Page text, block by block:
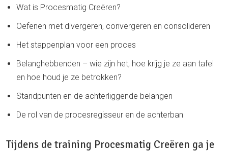
Wat is Procesmatig Creëren?
Oefenen met divergeren, convergeren en consolideren
Het stappenplan voor een proces
Belanghebbenden – wie zijn het, hoe krijg je ze aan tafel
en hoe houd je ze betrokken?
Standpunten en de achterliggende belangen
De rol van de procesregisseur en de achterban
Tijdens de training Procesmatig Creëren ga je